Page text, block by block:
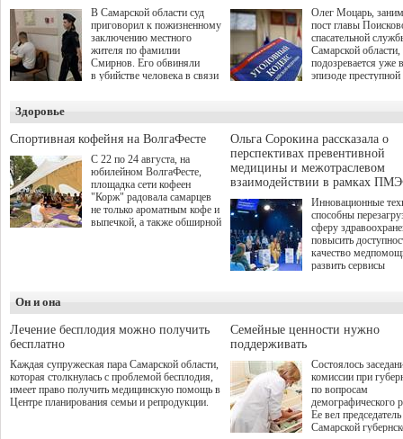
В Самарской области суд
приговорил к пожизненному
заключению местного
жителя по фамилии
Смирнов. Его обвиняли
в убийстве человека в связи
Олег Моцарь,
пост главы
спасательной
Самарской области,
подозревается уже
эпизоде преступной
а сам он
Здоровье
Спортивная кофейня на ВолгаФесте
С 22 по 24 августа, на
юбилейном ВолгаФесте,
площадка сети кофеен
"Корж" радовала самарцев
не только ароматным кофе и
выпечкой, а также обширной
Ольга Сорокина рассказала о
перспективах превентивной
медицины и межотраслевом
взаимодействии в рамках
Инновационные
способны
сферу
повысить
качество
развить сервисы
определенными
К ним можно
возникающие при
данными
более динамичного
проникновения
сегмент
отраслевое
Он и она
Лечение бесплодия можно получить
бесплатно
Каждая супружеская пара Самарской области,
которая столкнулась с проблемой бесплодия,
имеет право получить медицинскую помощь в
Центре планирования семьи и репродукции.
Семейные ценности нужно
поддерживать
Состоялось
комиссии при
по вопросам
демографического
Ее вел председатель
Самарской